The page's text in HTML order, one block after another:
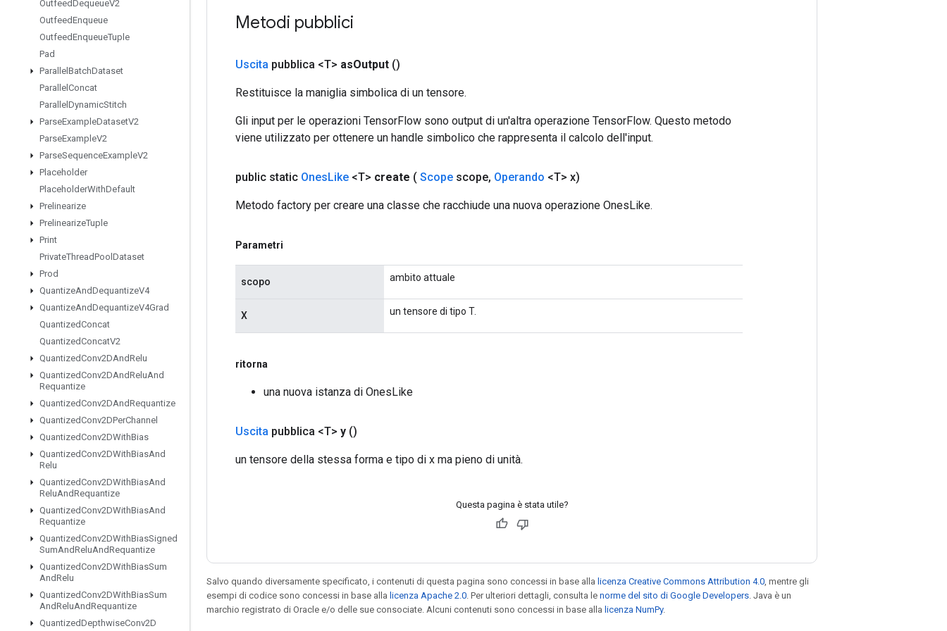
OutfeedDequeueV2
OutfeedEnqueue
OutfeedEnqueueTuple
Pad
Parallel BatchDataset
Parallel Concat
Parallel DynamicStitch
ParseExampleDatasetV2
ParseExampleV2
ParseSequenceExampleV2
Placeholder
PlaceholderWithDefault
Prelinearize
PrelinearizeTuple
Print
PrivateThreadPool Dataset
Prod
QuantizeAndDequantizeV4
QuantizeAndDequantizeV4Grad
QuantizedConcat
QuantizedConcatV2
QuantizedConv2DAndRelu
QuantizedConv2DAndReluAnd
Requantize
QuantizedConv2DAndRequantize
QuantizedConv2DPerChannel
QuantizedConv2DWithBias
QuantizedConv2DWithBiasAnd
Relu
QuantizedConv2DWithBiasAnd
ReluAndRequantize
QuantizedConv2DWithBiasAnd
Requantize
QuantizedConv2DWithBiasSigned
SumAndReluAndRequantize
QuantizedConv2DWithBiasSum
AndRelu
QuantizedConv2DWithBiasSum
AndReluAndRequantize
QuantizedDepthwiseConv2D
Metodi pubblici
Uscita pubblica <T> asOutput ()
Restituisce la maniglia simbolica di un tensore.
Gli input per le operazioni TensorFlow sono output di un'altra operazione TensorFlow. Questo metodo
viene utilizzato per ottenere un handle simbolico che rappresenta il calcolo dell'input.
public static OnesLike <T> create ( Scope scope, Operando <T> x)
Metodo factory per creare una classe che racchiude una nuova operazione OnesLike.
Parametri
scopo ambito attuale
X un tensore di tipo T.
ritorna
una nuova istanza di OnesLike
Uscita pubblica <T> y ()
un tensore della stessa forma e tipo di x ma pieno di unità.
Questa pagina è stata utile?
Salvo quando diversamente specificato, i contenuti di questa pagina sono concessi in base alla licenza Creative Commons Attribution 4.0 , mentre gli
esempi di codice sono concessi in base alla licenza Apache 2.0 . Per ulteriori dettagli, consulta le norme del sito di Google Developers . Java è un
marchio registrato di Oracle e/o delle sue consociate. Alcuni contenuti sono concessi in base alla licenza NumPy.